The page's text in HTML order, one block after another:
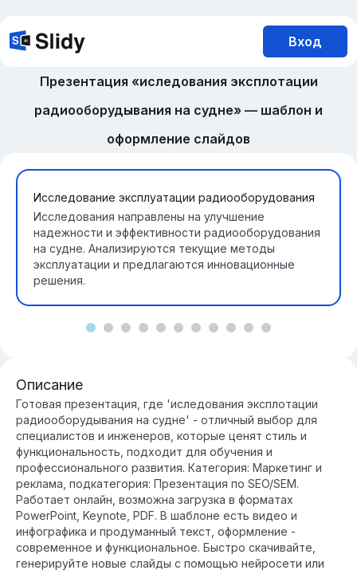
Вход
Презентация «иследования эксплотации
радиооборудывания на судне» — шаблон и
оформление слайдов
Исследование эксплуатации радиооборудования
Исследования направлены на улучшение
надежности и эффективности радиооборудования
на судне. Анализируются текущие методы
эксплуатации и предлагаются инновационные
решения.
Описание
Готовая презентация, где 'иследования эксплотации
радиооборудывания на судне' - отличный выбор для
специалистов и инженеров, которые ценят стиль и
функциональность, подходит для обучения и
профессионального развития. Категория: Маркетинг и
реклама, подкатегория: Презентация по SEO/SEM.
Работает онлайн, возможна загрузка в форматах
PowerPoint, Keynote, PDF. В шаблоне есть видео и
инфографика и продуманный текст, оформление -
современное и функциональное. Быстро скачивайте,
генерируйте новые слайды с помощью нейросети или